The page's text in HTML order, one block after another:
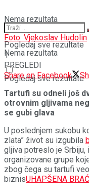
Nema rezultata
Pogledaj sve rezultate
Nema rezultata
Pogledaj sve rezultate
Foto: Vjekoslav Hudolin
1
PREGLEDI
Share on Facebook
Tartufi su odneli još
otrovnim gljivama
se gubi glava
U poslednjem sukobu
zlata” život su izgubila
gljiva potreslo je Srbiju,
organizovane grupe
zbog čega su tartufi
biznisUHAPŠENA